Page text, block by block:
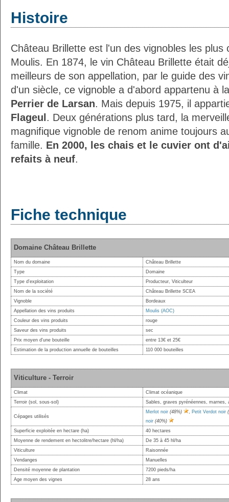
Histoire
Château Brillette est l'un des vignobles les plus
Moulis. En 1874, le vin Château Brillette était
meilleurs de son appellation, par le guide des
d'un siècle, ce vignoble a d'abord appartenu à
Perrier de Larsan. Mais depuis 1975, il
Flageul . Deux générations plus tard, la
magnifique vignoble de renom anime toujours
famille. En 2000, les chais et le cuvier ont
refaits à neuf.
Fiche technique
Domaine Château Brillette
Nom du domaine
Château Brillette
Type
Domaine
Type d'exploitation
Producteur, Viticulteur
Nom de la société
Château Brillette SCEA
Vignoble
Bordeaux
Appellation des vins produits
Moulis (AOC)
Couleur des vins produits
rouge
Saveur des vins produits
sec
Prix moyen d'une bouteille
entre 13€ et 25€
Estimation de la production annuelle de bouteilles
110 000 bouteilles
Viticulture - Terroir
Climat
Climat océanique
Terroir (sol, sous-sol)
Sables, graves pyrénéennes, marnes,
Cépages utilisés
Merlot noir (48%) , Petit Verdot noir
noir (40%)
Superficie exploitée en hectare (ha)
40 hectares
Moyenne de rendement en hectolitre/hectare (hl/ha)
De 35 à 45 hl/ha
Viticulture
Raisonnée
Vendanges
Manuelles
Densité moyenne de plantation
7200 pieds/ha
Age moyen des vignes
28 ans